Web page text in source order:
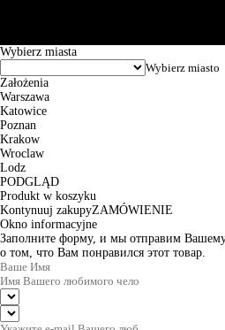
Wybierz miasta
Założenia
Warszawa
Katowice
Poznan
Krakow
Wroclaw
Lodz
PODGLĄD
Produkt w koszyku
Kontynuuj zakupyZAMÓWIENIE
Okno informacyjne
Заполните форму, и мы отправим
о том, что Вам понравился этот товар.